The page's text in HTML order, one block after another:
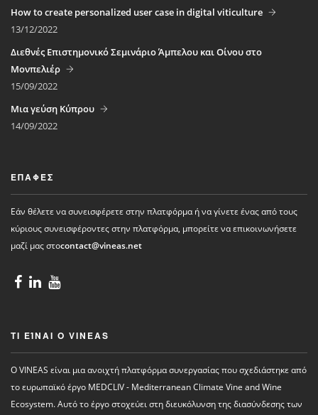
How to create personalized user case in digital viticulture
13/12/2022
Διεθνές Επιστημονικό Σεμινάριο Άμπελου και Οίνου στο
Μονπελιέρ
15/09/2022
Μια γεύση Κύπρου
14/09/2022
ΕΠΑΦΈΣ
Εάν θέλετε να συνεισφέρετε στην πλατφόρμα ή να γίνετε ένας από τους
κύριους συνεισφέροντες στην πλατφόρμα, μπορείτε να επικοινωνήσετε
μαζί μας στοcontact@vineas.net
ΤΙ ΕΊΝΑΙ Ο VINEAS
Ο VINEAS είναι μια ανοιχτή πλατφόρμα συνεργασίας που σχεδιάστηκε από
το ευρωπαϊκό έργο MEDCLIV - Mediterranean Climate Vine and Wine
Ecosystem. Αυτό το έργο στοχεύει στη διευκόλυνση της διασύνδεσης των